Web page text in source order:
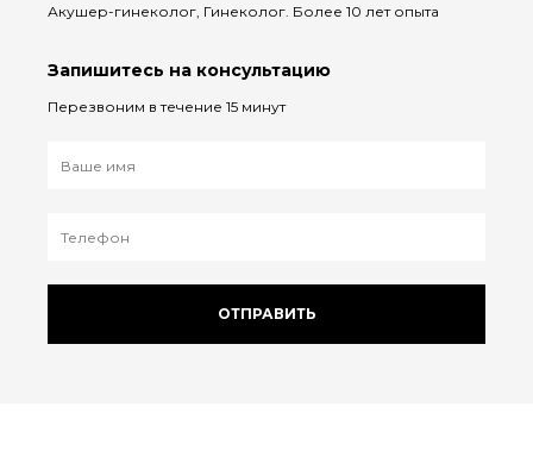
Акушер-гинеколог, Гинеколог. Более 10 лет опыта
Запишитесь на консультацию
Перезвоним в течение 15 минут
ОТПРАВИТЬ